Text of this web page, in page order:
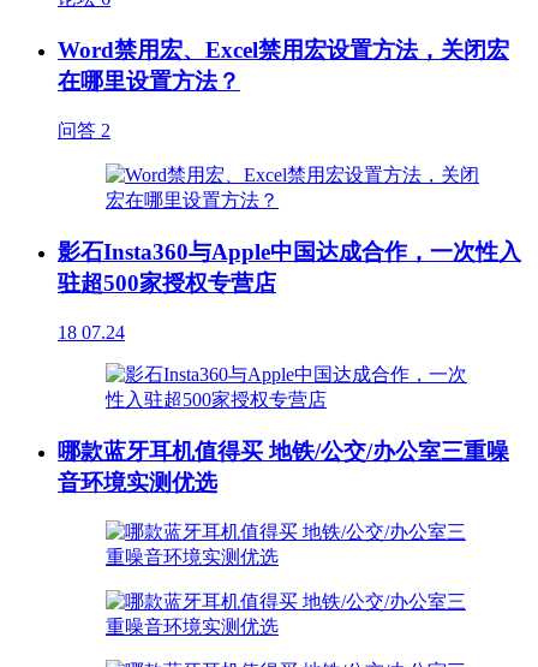
Word禁用宏、Excel禁用宏设置方法，关闭宏
在哪里设置方法？
问答 2
影石Insta360与Apple中国达成合作，一次性入
驻超500家授权专营店
18 07.24
哪款蓝牙耳机值得买 地铁/公交/办公室三重噪
音环境实测优选